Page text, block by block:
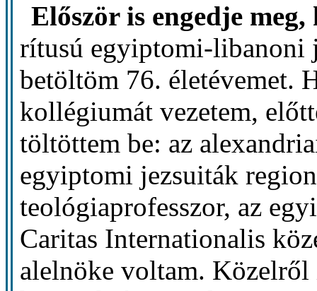
Először is engedje
rítusú egyiptomi-libanoni
betöltöm 76. életévemet.
kollégiumát vezetem,
töltöttem be: az
egyiptomi jezsuiták
teológiaprofesszor, az
Caritas Internationalis
alelnöke voltam.